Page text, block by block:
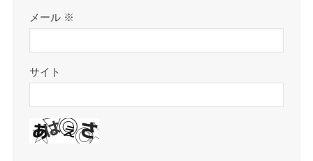
メール ※
サイト